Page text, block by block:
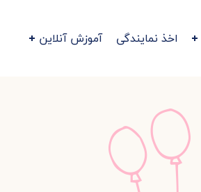
اخذ نمایندگی آموزش آنلاین